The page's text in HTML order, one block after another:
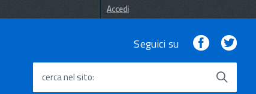
Accedi
Seguici su Facebook
cerca nel sito